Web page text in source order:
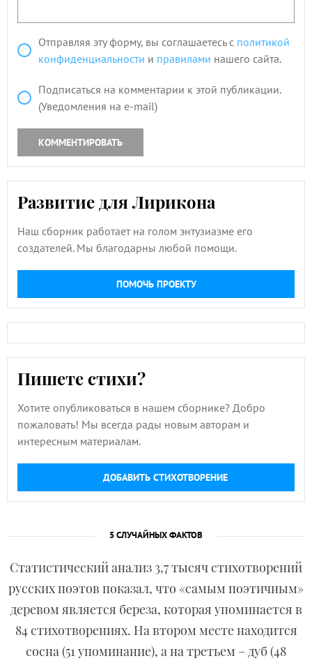
Отправляя эту форму, вы соглашаетесь с политикой
конфиденциальности и правилами нашего сайта.
Подписаться на комментарии к этой публикации.
(Уведомления на e-mail)
КОММЕНТИРОВАТЬ
Развитие для Лирикона
Наш сборник работает на голом энтузиазме его
создателей. Мы благодарны любой помощи.
ПОМОЧЬ ПРОЕКТУ
Пишете стихи?
Хотите опубликоваться в нашем сборнике? Добро
пожаловать! Мы всегда рады новым авторам и
интересным материалам.
ДОБАВИТЬ СТИХОТВОРЕНИЕ
5 СЛУЧАЙНЫХ ФАКТОВ
Статистический анализ 3,7 тысяч стихотворений
русских поэтов показал, что «самым поэтичным»
деревом является береза, которая упоминается в
84 стихотворениях. На втором месте находится
сосна (51 упоминание), а на третьем – дуб (48